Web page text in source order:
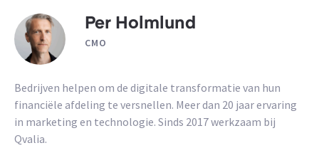
Per Holmlund
CMO
Bedrijven helpen om de digitale transformatie van hun
financiële afdeling te versnellen. Meer dan 20 jaar ervaring
in marketing en technologie. Sinds 2017 werkzaam bij
Qvalia.